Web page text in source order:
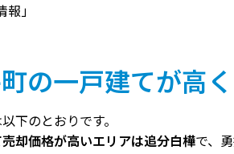
」
の一戸建てが高
下のとおりです。
却価格が高いエリアは追分白樺で、